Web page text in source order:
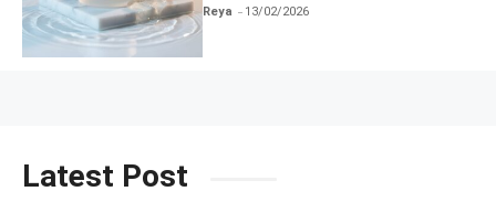
Reya 13/02/2026
Latest Post